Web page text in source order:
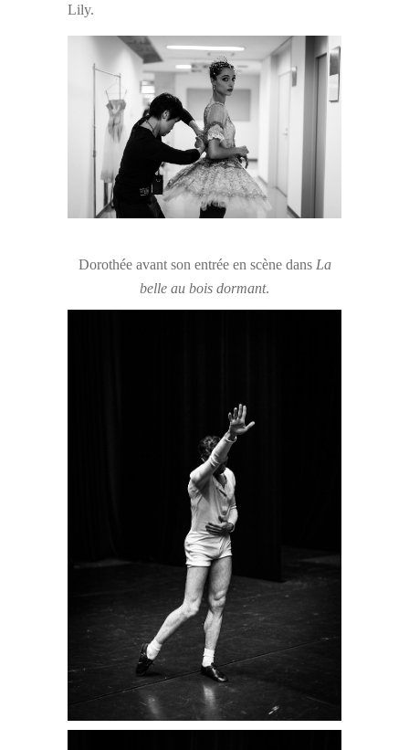
Lily.
Dorothée avant son entrée en scène dans La
belle au bois dormant.